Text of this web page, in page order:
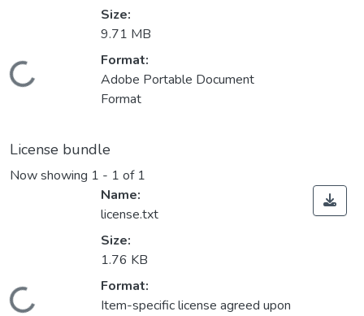
Size:
9.71 MB
Format:
Adobe Portable Document
Format
License bundle
Now showing 1 - 1 of 1
Name:
license.txt
Size:
1.76 KB
Format:
Item-specific license agreed upon